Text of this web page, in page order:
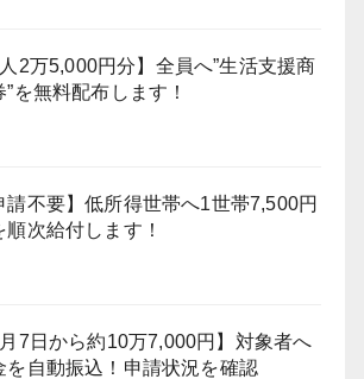
人2万5,000円分】全員へ”生活支援商
”を無料配布します！
請不要】低所得世帯へ1世帯7,500円
順次給付します！
月7日から約10万7,000円】対象者へ
を自動振込！申請状況を確認